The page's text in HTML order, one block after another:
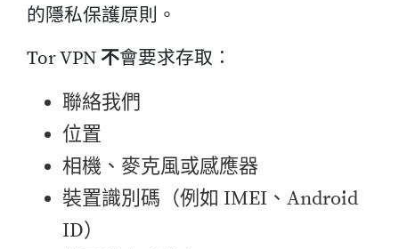
的隱私保護原則。
Tor VPN不會要求存取：
聯絡我們
位置
相機、麥克風或感應器
裝置識別碼（例如 IMEI、Android
ID）